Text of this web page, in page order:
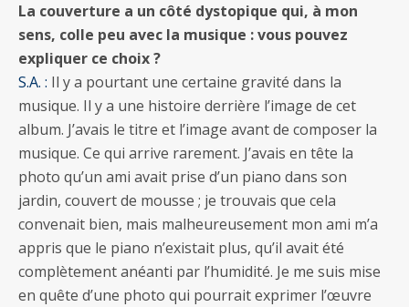
La couverture a un côté dystopique qui, à mon
sens, colle peu avec la musique : vous pouvez
expliquer ce choix ?
S.A. : Il y a pourtant une certaine gravité dans la
musique. Il y a une histoire derrière l’image de cet
album. J’avais le titre et l’image avant de composer la
musique. Ce qui arrive rarement. J’avais en tête la
photo qu’un ami avait prise d’un piano dans son
jardin, couvert de mousse ; je trouvais que cela
convenait bien, mais malheureusement mon ami m’a
appris que le piano n’existait plus, qu’il avait été
complètement anéanti par l’humidité. Je me suis mise
en quête d’une photo qui pourrait exprimer l’œuvre